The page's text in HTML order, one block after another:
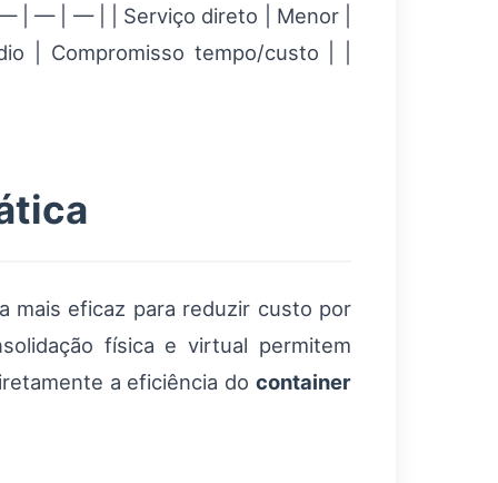
| — | — | | Serviço direto | Menor |
| Compromisso tempo/custo | |
mais eficaz para reduzir custo por
física e virtual permitem
a eficiência do container